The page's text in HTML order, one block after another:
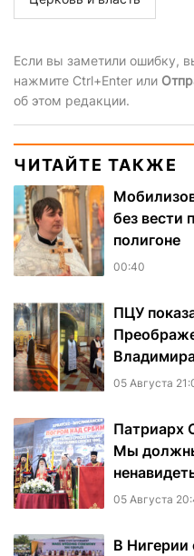
Если вы заметили ошибку,
нажмите Ctrl+Enter или
об этом редакции.
ЧИТАЙТЕ ТАКЖЕ
без вести
полигоне
00:40
ПЦУ
05 Августа
Патриарх
Мы
05 Августа
В Нигерии